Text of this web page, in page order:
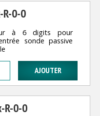
R-0-0
à 6 digits pour
sonde passive
R-0-0